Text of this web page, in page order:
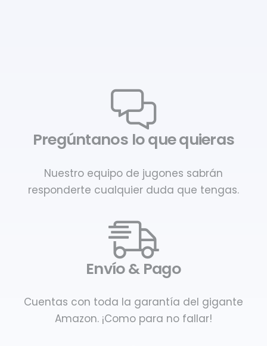
Pregúntanos lo que quieras
Nuestro equipo de jugones sabrán
responderte cualquier duda que tengas.
Envío & Pago
Cuentas con toda la garantía del gigante
Amazon. ¡Como para no fallar!